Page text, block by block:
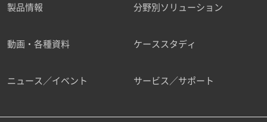
製品情報 分野別ソリューション
動画・各種資料 ケーススタディ
ニュース／イベント サービス／サポート